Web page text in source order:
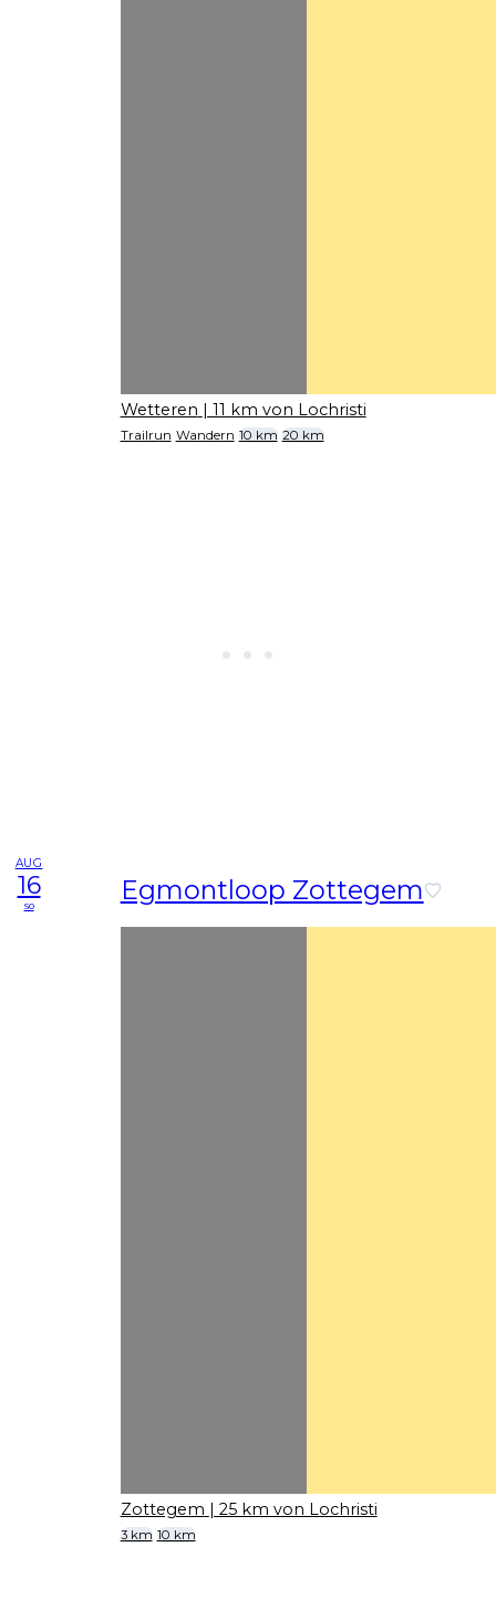
Wetteren | 11 km von Lochristi
Trailrun Wandern 10 km 20 km
AUG
16
so Egmontloop Zottegem
Zottegem | 25 km von Lochristi
3 km 10 km